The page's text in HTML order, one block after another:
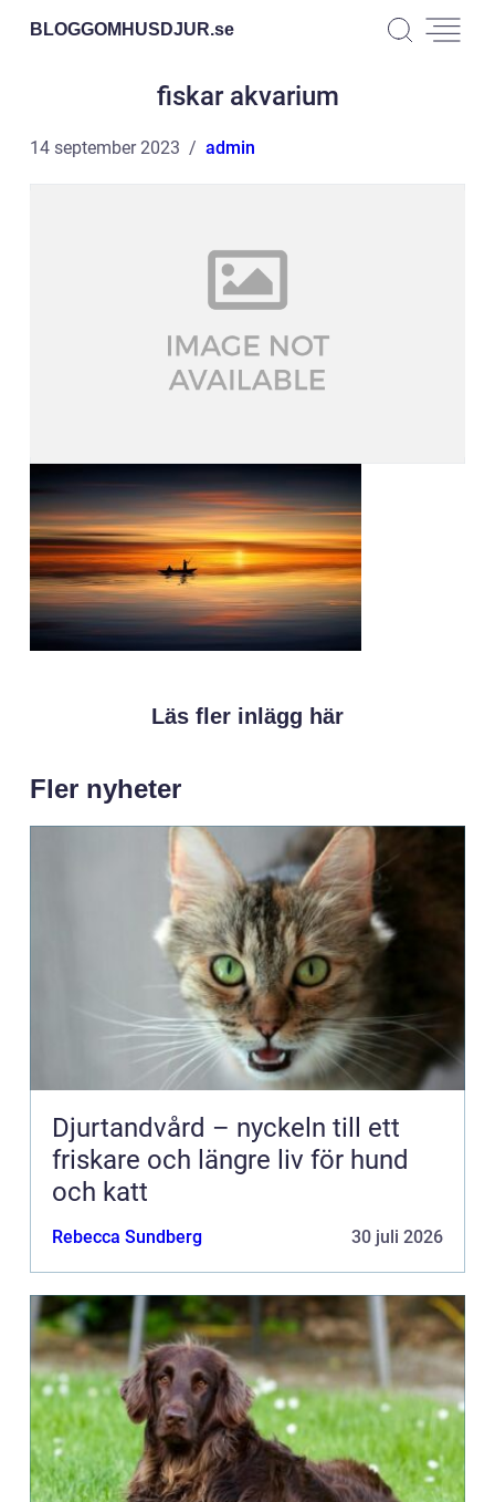
BLOGGOMHUSDJUR.se
fiskar akvarium
14 september 2023 admin
Läs fler inlägg här
Fler nyheter
Djurtandvård – nyckeln till ett
friskare och längre liv för hund
och katt
Rebecca Sundberg 30 juli 2026